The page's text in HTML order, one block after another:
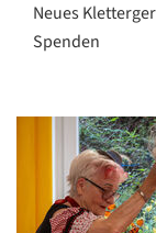
Neues
Spenden